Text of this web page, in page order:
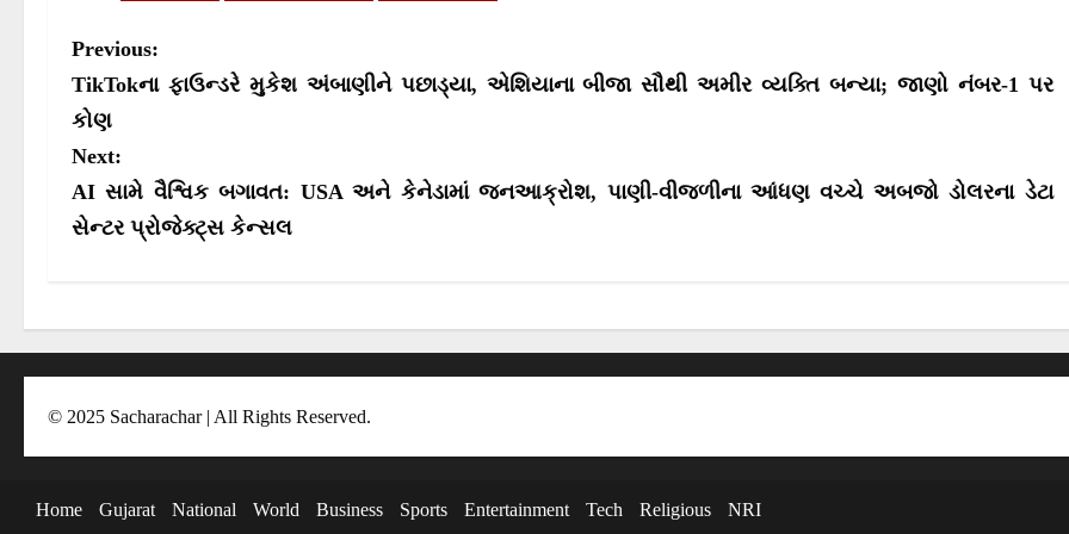
P
o
s
t
n
a
i
g
a
o
Previous:
TikTokના ફાઉન્ડરે મુકેશ અંબાણીને પછાડ્યા, એશિયાના બીજા સૌથી અમીર વ્યક્તિ બન્યા; જાણો નંબર-1 પર
કોણ
Next:
AI સામે વૈશ્વિક બગાવત: USA અને કેનેડામાં જનઆક્રોશ, પાણી-વીજળીના આંધણ વચ્ચે અબજો ડોલરના ડેટા
સેન્ટર પ્રોજેક્ટ્સ કેન્સલ
© 2025 Sacharachar | All Rights Reserved.
Home Gujarat National World Business Sports Entertainment Tech Religious NRI